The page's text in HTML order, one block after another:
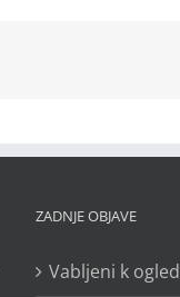
ZADNJE OBJAVE
Vabljeni k